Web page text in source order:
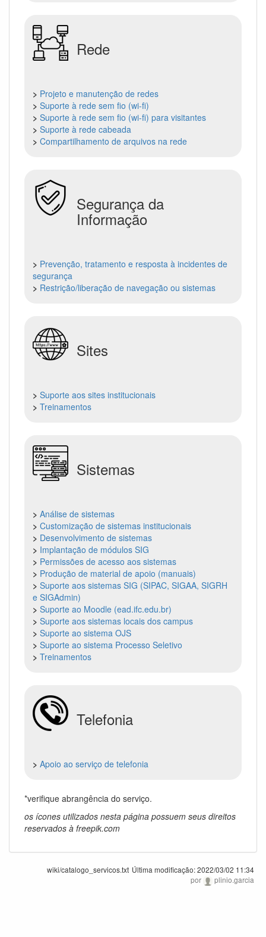
Rede
> Projeto e manutenção de redes
> Suporte à rede sem fio (wi-fi)
> Suporte à rede sem fio (wi-fi) para visitantes
> Suporte à rede cabeada
> Compartilhamento de arquivos na rede
Segurança da
Informação
> Prevenção, tratamento e resposta à incidentes de
segurança
> Restrição/liberação de navegação ou sistemas
Sites
> Suporte aos sites institucionais
> Treinamentos
Sistemas
> Análise de sistemas
> Customização de sistemas institucionais
> Desenvolvimento de sistemas
> Implantação de módulos SIG
> Permissões de acesso aos sistemas
> Produção de material de apoio (manuais)
> Suporte aos sistemas SIG (SIPAC, SIGAA, SIGRH
e SIGAdmin)
> Suporte ao Moodle (ead.ifc.edu.br)
> Suporte aos sistemas locais dos campus
> Suporte ao sistema OJS
> Suporte ao sistema Processo Seletivo
> Treinamentos
Telefonia
> Apoio ao serviço de telefonia
*verifique abrangência do serviço.
os ícones utilizados nesta página possuem seus direitos
reservados à freepik.com
wiki/catalogo_servicos.txt Última modificação:2022/03/02 11:34
por
plinio.garcia